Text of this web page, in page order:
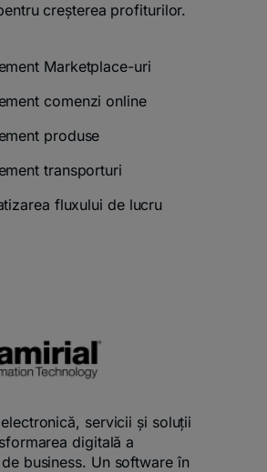
creșterea profiturilor.
Marketplace-uri
comenzi online
produse
transporturi
fluxului de lucru
servicii și soluții
digitală a
business. Un software în